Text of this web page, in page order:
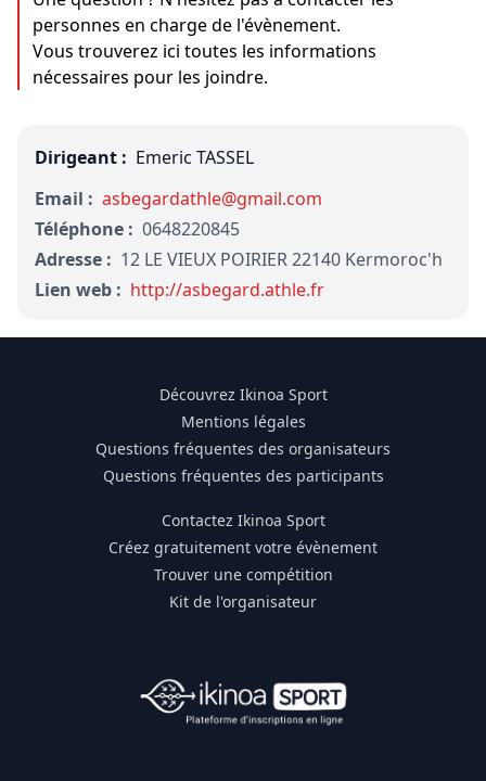
personnes en charge de l'évènement.
Vous trouverez ici toutes les informations
nécessaires pour les joindre.
Dirigeant : Emeric TASSEL
Email : asbegardathle@gmail.com
Téléphone : 0648220845
Adresse : 12 LE VIEUX POIRIER 22140 Kermoroc'h
Lien web : http://asbegard.athle.fr
Découvrez Ikinoa Sport
Mentions légales
Questions fréquentes des organisateurs
Questions fréquentes des participants
Contactez Ikinoa Sport
Créez gratuitement votre évènement
Trouver une compétition
Kit de l'organisateur